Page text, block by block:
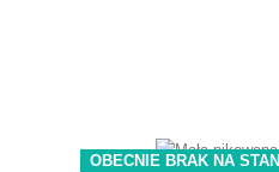
OBECNIE BRAK NA